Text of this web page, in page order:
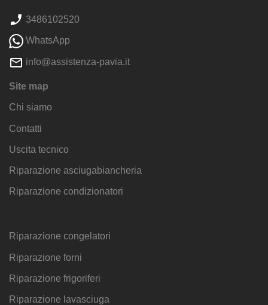
3486102520
WhatsApp
info@assistenza-pavia.it
Site map
Chi siamo
Contatti
Uscita tecnico
Riparazione asciugabiancheria
Riparazione condizionatori
Riparazione congelatori
Riparazione forni
Riparazione frigoriferi
Riparazione lavasciuga